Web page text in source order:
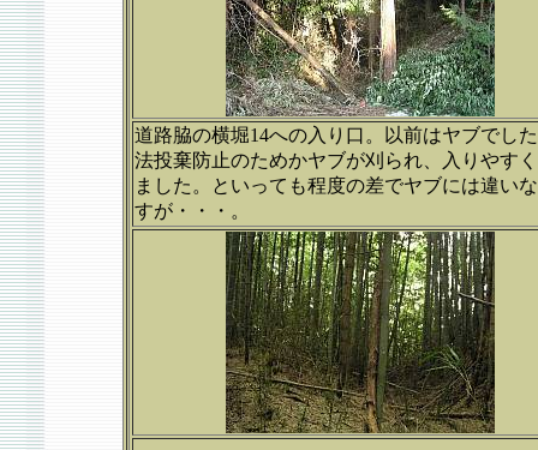
道路脇の横堀14への入り口。以前はヤブでし
法投棄防止のためかヤブが刈られ、入りやす
ました。といっても程度の差でヤブには違い
すが・・・。